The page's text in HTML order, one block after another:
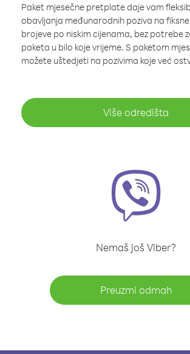
Paket mjesečne pretplate daje vam
obavljanja međunarodnih poziva na
brojeve po niskim cijenama, bez potrebe
paketa u bilo koje vrijeme. S paketom
možete uštedjeti na pozivima koje već
Više odredišta
Nemaš još Viber?
Preuzmi odmah